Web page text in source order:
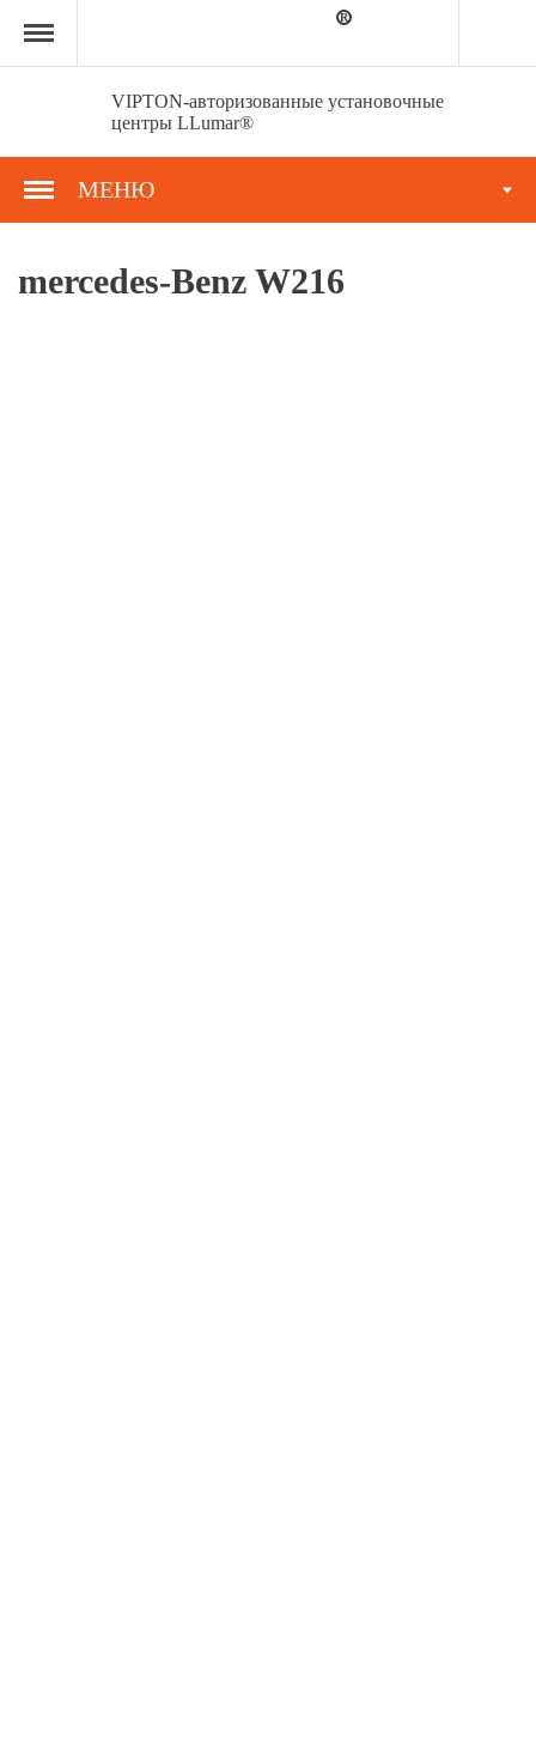
VIPTON-авторизованные установочные
центры LLumar®
страница
W216
МЕНЮ
mercedes-Benz W216